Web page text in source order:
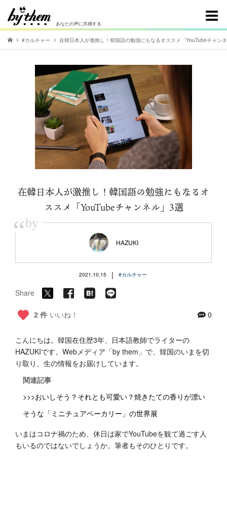
あなたの声に共感する
#カルチャー 在韓日本人が激推し！韓国語の勉強にもなるオススメ「YouTubeチャン
在韓日本人が激推し！韓国語の勉強にもなるオ
ススメ「YouTubeチャンネル」3選
“by
HAZUKI
2021.10.15 | #カルチャー
Share
2 件 いいね！ 0
こんにちは。韓国在住歴3年、日本語教師でライターの
HAZUKIです。Webメディア「by them」で、韓国のいまを切
り取り、生の情報をお届けしています。
関連記事
>>>おいしそう？それとも可愛い？焼きたての香りが漂い
そうな「ミニチュアベーカリー」の世界展
いまはコロナ禍のため、休日は家でYouTubeを観て過ごす人
もいるのではないでしょうか。筆者もそのひとりです。